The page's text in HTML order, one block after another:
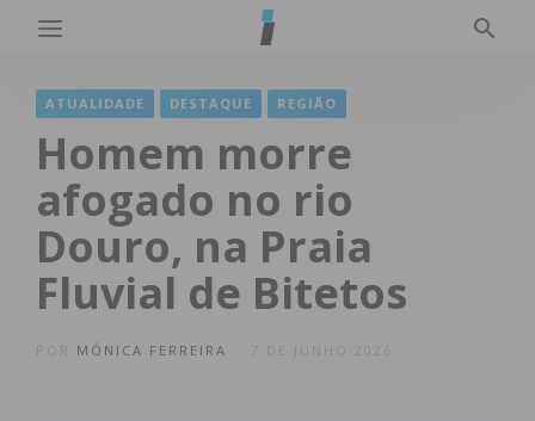
ATUALIDADE DESTAQUE REGIÃO
Homem morre
afogado no rio
Douro, na Praia
Fluvial de Bitetos
MÓNICA FERREIRA 7 DE JUNHO 2026